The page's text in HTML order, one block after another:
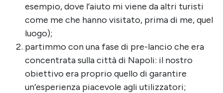
esempio, dove l’aiuto mi viene da altri turisti
come me che hanno visitato, prima di me, quel
luogo);
partimmo con una fase di pre-lancio che era
concentrata sulla città di Napoli: il nostro
obiettivo era proprio quello di garantire
un’esperienza piacevole agli utilizzatori;